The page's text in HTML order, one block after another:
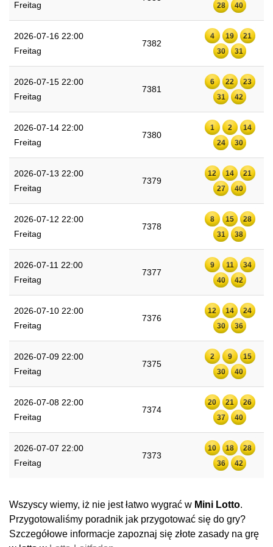
Freitag 28 40
2026-07-16 22:00
Freitag
7382
4 19
21
30
31
2026-07-15 22:00
Freitag
7381
6 22
23
31
42
2026-07-14 22:00
Freitag
7380
1 2
14
24
30
2026-07-13 22:00
Freitag
7379
12 14
21
27
40
2026-07-12 22:00
Freitag
7378
8 15
28
31
38
2026-07-11 22:00
Freitag
7377
9 11
34
40
42
2026-07-10 22:00
Freitag
7376
12 14
24
30
36
2026-07-09 22:00
Freitag
7375
2 9
15
30
40
2026-07-08 22:00
Freitag
7374
20 21
26
37
40
2026-07-07 22:00
Freitag
7373
10 18
28
36
42
Wszyscy wiemy, iż nie jest łatwo wygrać w Mini Lotto.
Przygotowaliśmy poradnik jak przygotować się do gry?
Szczegółowe informacje zapoznaj się złote zasady na grę